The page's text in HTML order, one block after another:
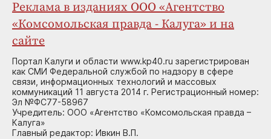
Реклама в изданиях ООО «Агентство
«Комсомольская правда - Калуга» и на
сайте
Портал Калуги и области www.kp40.ru зарегистрирован
как СМИ Федеральной службой по надзору в сфере
связи, информационных технологий и массовых
коммуникаций 11 августа 2014 г. Регистрационный номер:
Эл №ФС77-58967
Учредитель: ООО «Агентство «Комсомольская правда –
Калуга»
Главный редактор: Ивкин В.П.